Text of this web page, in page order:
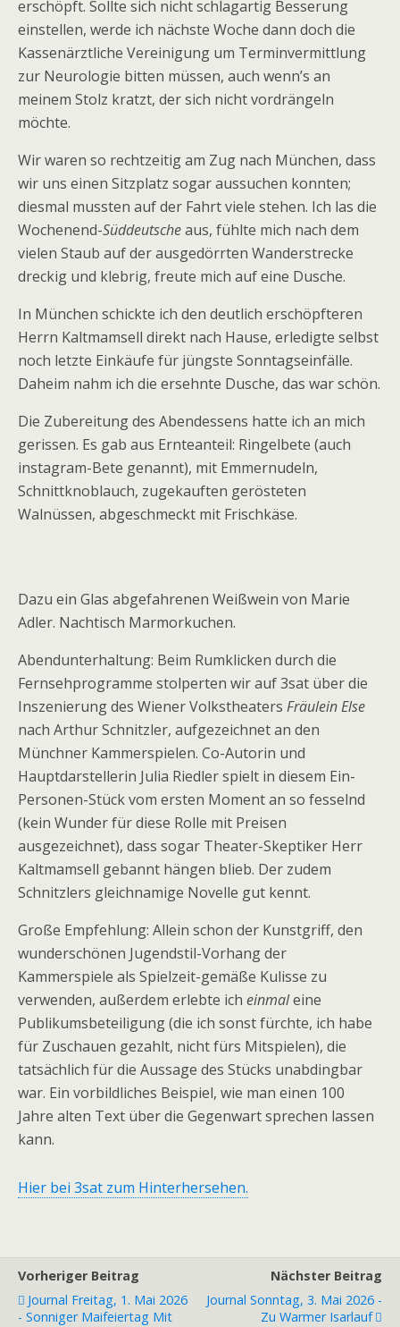
erschöpft. Sollte sich nicht schlagartig Besserung
einstellen, werde ich nächste Woche dann doch die
Kassenärztliche Vereinigung um Terminvermittlung
zur Neurologie bitten müssen, auch wenn’s an
meinem Stolz kratzt, der sich nicht vordrängeln
möchte.
Wir waren so rechtzeitig am Zug nach München, dass
wir uns einen Sitzplatz sogar aussuchen konnten;
diesmal mussten auf der Fahrt viele stehen. Ich las die
Wochenend-Süddeutscheaus, fühlte mich nach dem
vielen Staub auf der ausgedörrten Wanderstrecke
dreckig und klebrig, freute mich auf eine Dusche.
In München schickte ich den deutlich erschöpfteren
Herrn Kaltmamsell direkt nach Hause, erledigte selbst
noch letzte Einkäufe für jüngste Sonntagseinfälle.
Daheim nahm ich die ersehnte Dusche, das war schön.
Die Zubereitung des Abendessens hatte ich an mich
gerissen. Es gab aus Ernteanteil: Ringelbete (auch
instagram-Bete genannt), mit Emmernudeln,
Schnittknoblauch, zugekauften gerösteten
Walnüssen, abgeschmeckt mit Frischkäse.
Dazu ein Glas abgefahrenen Weißwein von Marie
Adler. Nachtisch Marmorkuchen.
Abendunterhaltung: Beim Rumklicken durch die
Fernsehprogramme stolperten wir auf 3sat über die
Inszenierung des Wiener Volkstheaters Fräulein Else
nach Arthur Schnitzler, aufgezeichnet an den
Münchner Kammerspielen. Co-Autorin und
Hauptdarstellerin Julia Riedler spielt in diesem Ein-
Personen-Stück vom ersten Moment an so fesselnd
(kein Wunder für diese Rolle mit Preisen
ausgezeichnet), dass sogar Theater-Skeptiker Herr
Kaltmamsell gebannt hängen blieb. Der zudem
Schnitzlers gleichnamige Novelle gut kennt.
Große Empfehlung: Allein schon der Kunstgriff, den
wunderschönen Jugendstil-Vorhang der
Kammerspiele als Spielzeit-gemäße Kulisse zu
verwenden, außerdem erlebte ich einmaleine
Publikumsbeteiligung (die ich sonst fürchte, ich habe
für Zuschauen gezahlt, nicht fürs Mitspielen), die
tatsächlich für die Aussage des Stücks unabdingbar
war. Ein vorbildliches Beispiel, wie man einen 100
Jahre alten Text über die Gegenwart sprechen lassen
kann.
Hier bei 3sat zum Hinterhersehen.
Vorheriger Beitrag
Journal Freitag, 1. Mai 2026
- Sonniger Maifeiertag Mit
Nächster Beitrag
Journal Sonntag, 3. Mai 2026 -
Zu Warmer Isarlauf